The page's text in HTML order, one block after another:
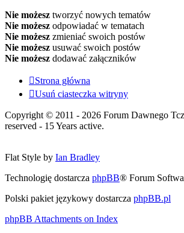
Nie możesz tworzyć nowych tematów
Nie możesz odpowiadać w tematach
Nie możesz zmieniać swoich postów
Nie możesz usuwać swoich postów
Nie możesz dodawać załączników
Strona główna
Usuń ciasteczka witryny
Copyright © 2011 - 2026 Forum Dawnego
reserved - 15 Years active.
Flat Style by Ian Bradley
Technologię dostarcza phpBB® Forum
Polski pakiet językowy dostarcza phpBB.pl
phpBB Attachments on Index